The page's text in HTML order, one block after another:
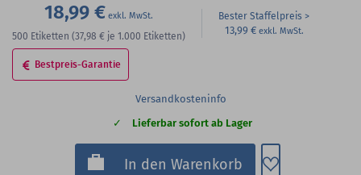
18,99 €
500 Etiketten (37,98 € je 1.000 Etiketten)
Bester Staffelpreis
13,99 €
Bestpreis-Garantie
Versandkosteninfo
Lieferbar sofort ab Lager
In den Warenkorb Zum